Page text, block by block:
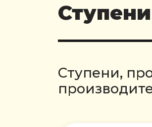
Ступени
Ступени,